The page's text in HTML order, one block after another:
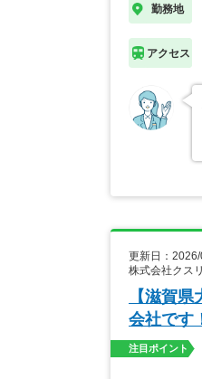
勤務地
アクセス
更新日：
株式会社クス
【滋賀
会社です
注目ポイント